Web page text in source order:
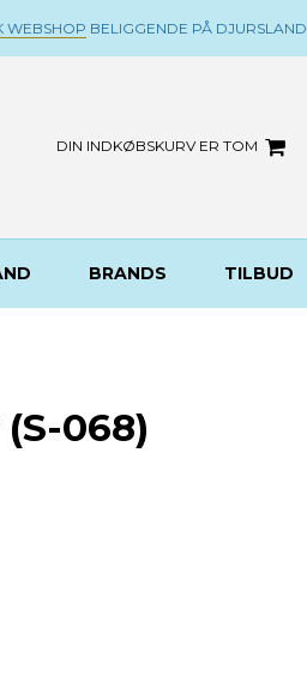
WEBSHOP BELIGGENDE PÅ DJURSLAND
DIN INDKØBSKURV ER TOM
BRANDS TILBUD
068)